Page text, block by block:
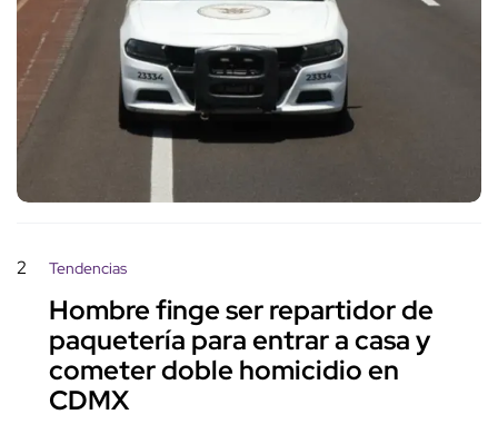
2 Tendencias
Hombre finge ser repartidor de
paquetería para entrar a casa y
cometer doble homicidio en
CDMX